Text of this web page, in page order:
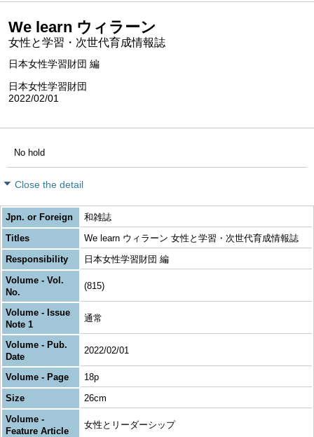
We learn ウィラーン
女性と学習・次世代育成情報誌
日本女性学習財団 編
日本女性学習財団
2022/02/01
No hold
Close the detail
Jpn. or Foreign
和雑誌
Titles
We learn ウィラーン 女性と学習・次世代育成情報誌
Responsibility
日本女性学習財団 編
Volume - Vol.
No.
(815)
Volume - Issue
Note 1
通常
Volume - Pub.
Date
2022/02/01
Volume - Page
18p
Size
26cm
Volume -
Feature Article
女性とリーダーシップ